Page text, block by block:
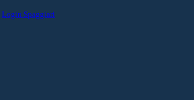
Login Spaggiari